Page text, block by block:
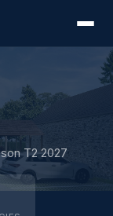
T2 2027